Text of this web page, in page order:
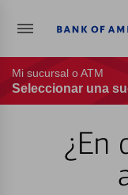
Mi sucursal o ATM
Seleccionar una
¿En